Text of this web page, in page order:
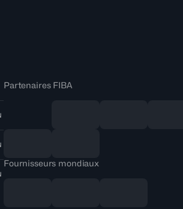
Partenaires FIBA
Fournisseurs mondiaux